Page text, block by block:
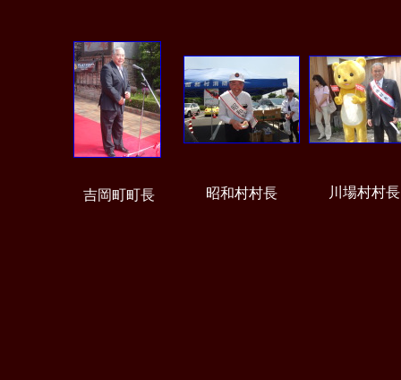
川場村村長
昭和村村長
吉岡町町長